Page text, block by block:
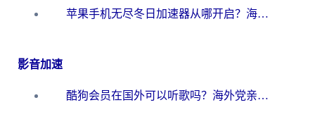
苹果手机无尽冬日加速器从哪开启？海外玩家的冬日生存指南
影音加速
酷狗会员在国外可以听歌吗？海外党亲测有效：3步解决音乐权限难题